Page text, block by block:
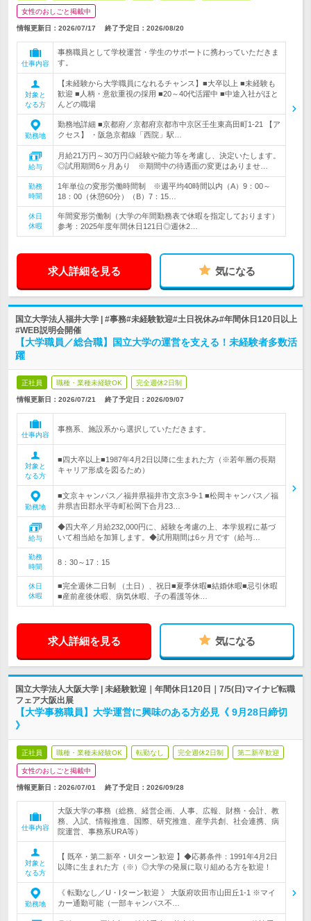
女性のおしごと掲載中
情報更新日：2026/07/17 終了予定日： 2026/08/20
仕事内容
事務職員として学校運営・学生のサポートに携わっていただきま
す。
対象と
なる方
【未経験から大学職員になれるチャンス】■大卒以上 ■未経験も
歓迎 ■人柄・意欲重視の採用 ■20～40代活躍中 ■中途入社がほと
んどの職場
勤務地
勤務地詳細 ■京都府／京都府京都市中京区壬生東高田町1-21 【ア
クセス】 ・阪急京都線「西院」駅…
給与
月給21万円～30万円◎経験や能力等を考慮し、決定いたします。
◎試用期間6ヶ月あり ※期間中の待遇面の変更はありませ…
勤務
時間
1年単位の変形労働時間制 ※週平均40時間以内（A）9：00～
18：00（休憩60分）（B）7：15…
休日
休暇
年間変形労働制（大学の年間勤務表で休暇を指定しております）
参考：2025年度年間休日121日◎週休2…
求人詳細を見る 気になる
国立大学法人福井大学 | #事務#未経験歓迎#土日祝休み#年間休日120日以上
#WEB説明会開催
【大学職員／総合職】国立大学の運営を支える！未経験者多数活
躍
正社員 職種・業種未経験OK 完全週休2日制
情報更新日：2026/07/21 終了予定日： 2026/09/07
仕事内容
事務系、施設系から選択していただきます。
対象と
なる方
■四大卒以上■1987年4月2日以降に生まれた方（※若年層の長期
キャリア形成を図るため）
勤務地
■文京キャンパス／福井県福井市文京3-9-1 ■松岡キャンパス／福
井県吉田郡永平寺町松岡下合月23…
給与
◆四大卒／月給232,000円に、経験を考慮の上、本学規程に基づ
いて相当給を加算します。◆試用期間は6ヶ月です（給与…
勤務
時間
8：30～17：15
休日
休暇
■完全週休二日制 （土日）、祝日■夏季休暇■結婚休暇■忌引休暇
■産前産後休暇、病気休暇、子の看護等休…
求人詳細を見る 気になる
国立大学法人大阪大学 | 未経験歓迎｜年間休日120日｜7/5(日)マイナビ転職
フェア大阪出展
【大学事務職員】大学運営に興味のある方必見《 9月28日締切
》
正社員 職種・業種未経験OK 転勤なし 完全週休2日制 第二新卒歓迎
女性のおしごと掲載中
情報更新日：2026/07/01 終了予定日： 2026/09/28
仕事内容
大阪大学の事務（総務、経営企画、人事、広報、財務・会計、教
務、入試、情報推進、国際、研究推進、産学共創、社会連携、病
院運営、事務系URA等）
対象と
なる方
【 既卒・第二新卒・UIターン歓迎 】◆応募条件：1991年4月2日
以降に生まれた方（※）◎大学の発展に取り組める方を歓迎！
勤務地
《 転勤なし／U・Iターン歓迎 》 大阪府吹田市山田丘1-1 ※マイ
カー通勤可能（一部キャンパス不…